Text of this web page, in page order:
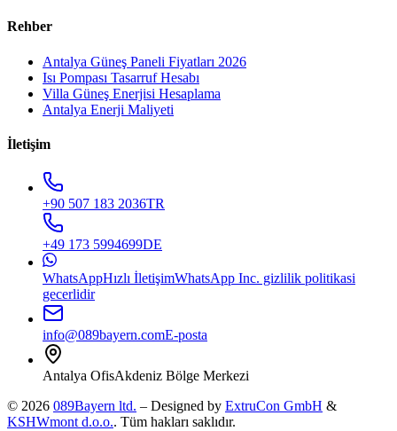
Rehber
Antalya Güneş Paneli Fiyatları 2026
Isı Pompası Tasarruf Hesabı
Villa Güneş Enerjisi Hesaplama
Antalya Enerji Maliyeti
İletişim
+90 507 183 2036TR
+49 173 5994699DE
WhatsAppHızlı İletişimWhatsApp Inc. gizlilik politikasi
gecerlidir
info@089bayern.comE-posta
Antalya OfisAkdeniz Bölge Merkezi
© 2026 089Bayern ltd. – Designed by ExtruCon GmbH &
KSHWmont d.o.o.. Tüm hakları saklıdır.